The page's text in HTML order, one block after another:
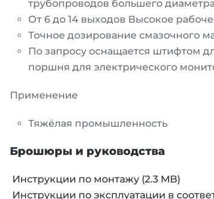
трубопроводов большего диаметра
От 6 до 14 выходов Высокое
Точное дозирование смазочного
По запросу оснащается штифтом
поршня для электрического
Применение
Тяжёлая промышленность
Брошюры и руководства
Инструкции по монтажу (2.3 MB)
Инструкции по эксплуатации в